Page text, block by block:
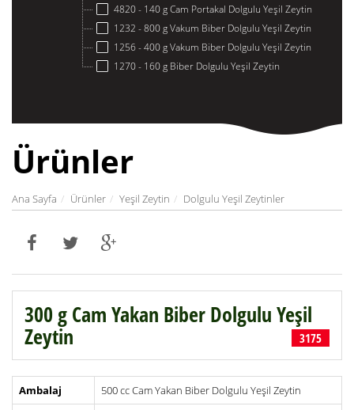
4820 - 140 g Cam Portakal Dolgulu Yeşil Zeytin
1232 - 800 g Vakum Biber Dolgulu Yeşil Zeytin
1256 - 400 g Vakum Biber Dolgulu Yeşil Zeytin
1270 - 160 g Biber Dolgulu Yeşil Zeytin
Ürünler
Ana Sayfa Ürünler Yeşil Zeytin Dolgulu Yeşil Zeytinler
300 g Cam Yakan Biber Dolgulu Yeşil
Zeytin 3175
Ambalaj
500 cc Cam Yakan Biber Dolgulu Yeşil Zeytin